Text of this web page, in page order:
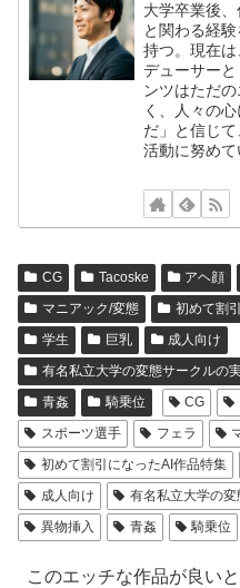
大学卒業後
と関わる経
持つ。現在
デューサー
ンツはただ
く、人々の
だ」と信じ
活動に努めて
CG Tacoske アヘ顔
マニアック/変態
初めて割
学生
巨乳
成人向け
有名私立大学の変態サークルの
青姦
騎乗位 CG
スポーツ選手
フェラ
初めて割引になったAI作品特集
成人向け
有名私立大学の
異物挿入
青姦 騎乗位
このエッチな作品が良い